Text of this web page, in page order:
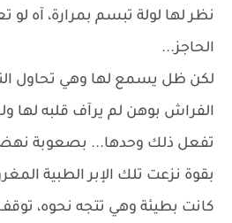
نظر لها لولة تبسم بمرارة، آه لو
الحاجز...
لكن ظل يسمع لها وهي تحاول
الفراش بوهن لم يرآف قلبه لها
تفعل ذلك وحدها... بصعوبة
بقوة نزعت تلك الإبر الطبية
كانت بطيئة وهي تتجه نحوه،